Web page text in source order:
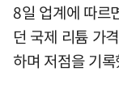
8일 업계에 따르
던 국제 리튬 가
하며 저점을 기